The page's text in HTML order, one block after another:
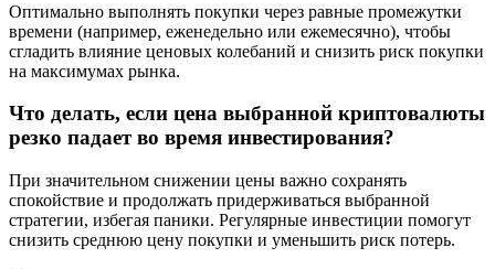
Оптимально выполнять покупки через равные промежутки
времени (например, еженедельно или ежемесячно), чтобы
сгладить влияние ценовых колебаний и снизить риск покупки
на максимумах рынка.
Что делать, если цена выбранной криптовалюты
резко падает во время инвестирования?
При значительном снижении цены важно сохранять
спокойствие и продолжать придерживаться выбранной
стратегии, избегая паники. Регулярные инвестиции помогут
снизить среднюю цену покупки и уменьшить риск потерь.